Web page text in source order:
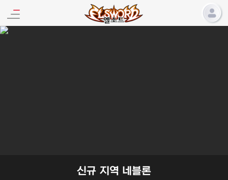
엘소드 프로모션
신규 지역 네블론